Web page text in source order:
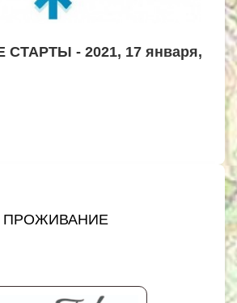
- 2021, 17 января,
ПРОЖИВАНИЕ